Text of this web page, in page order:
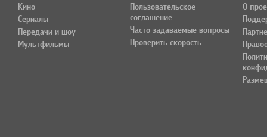
Кино
Сериалы
Передачи и шоу
Мультфильмы
Пользовательское
соглашение
Часто задаваемые вопросы
Проверить скорость
О